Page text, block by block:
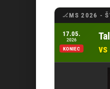
MS 2026 -
vs
17.05.
2026
KONIEC